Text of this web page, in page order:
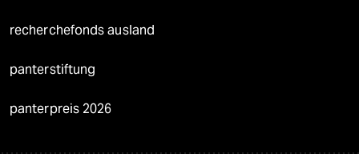
recherchefonds ausland
panterstiftung
panterpreis 2026